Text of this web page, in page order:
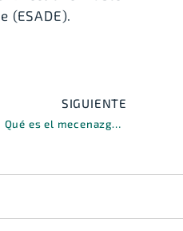
(ESADE).
SIGUIENTE
Qué es el mecenazgo tecnológico y por qué es necesario para mi empresa